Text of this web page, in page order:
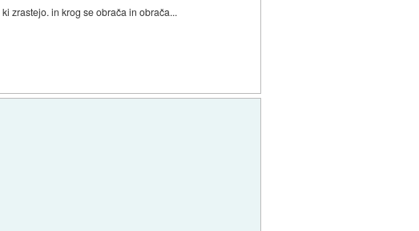
zrastejo. in krog se obrača in obrača...